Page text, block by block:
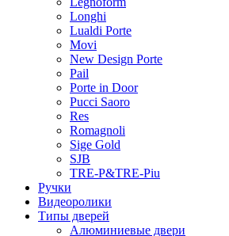
Longhi
Lualdi Porte
Movi
New Design Porte
Pail
Porte in Door
Pucci Saoro
Res
Romagnoli
Sige Gold
SJB
TRE-P&TRE-Piu
Ручки
Видеоролики
Типы дверей
Алюминиевые двери